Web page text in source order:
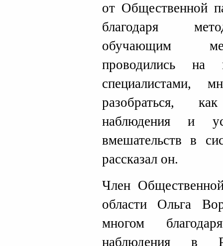
от Общественной
благодаря
обучающим
проводились
специалистами,
разобраться,
наблюдения и
вмешательств в
рассказал он.
Член
области Ольга
многом
наблюдения в